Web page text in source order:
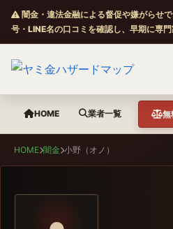
闇金・違法金融による督促や嫌がらせ
号・LINE名の口コミを確認し、早期に専門
HOME 業者一覧 無
HOME 闇金 小野（オノ）